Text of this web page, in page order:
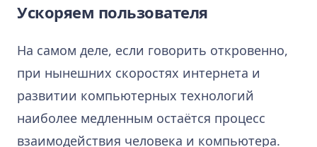
Ускоряем пользователя
На самом деле, если говорить откровенно,
при нынешних скоростях интернета и
развитии компьютерных технологий
наиболее медленным остаётся процесс
взаимодействия человека и компьютера.